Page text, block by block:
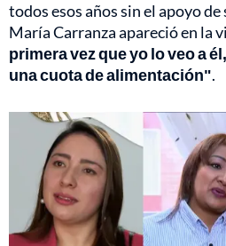
todos esos años sin el apoyo de
María Carranza apareció en la
primera vez que yo lo veo a
una cuota de alimentación".